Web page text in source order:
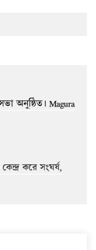
অনুষ্ঠিত। Magura
করে সংঘর্ষ,